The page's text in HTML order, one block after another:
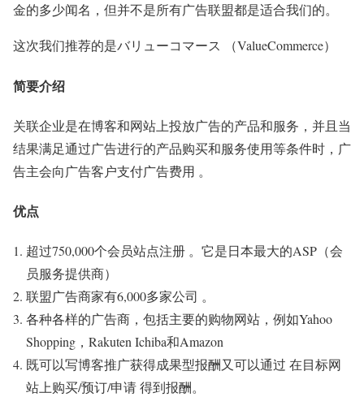
金的多少闻名，但并不是所有广告联盟都是适合我们的。
这次我们推荐的是バリューコマース （ValueCommerce）
简要介绍
关联企业是在博客和网站上投放广告的产品和服务，并且当
结果满足通过广告进行的产品购买和服务使用等条件时，广
告主会向广告客户支付广告费用 。
优点
超过750,000个会员站点注册 。它是日本最大的ASP（会
员服务提供商）
联盟广告商家有6,000多家公司 。
各种各样的广告商，包括主要的购物网站，例如Yahoo
Shopping，Rakuten Ichiba和Amazon
既可以写博客推广获得成果型报酬又可以通过 在目标网
站上购买/预订/申请 得到报酬。